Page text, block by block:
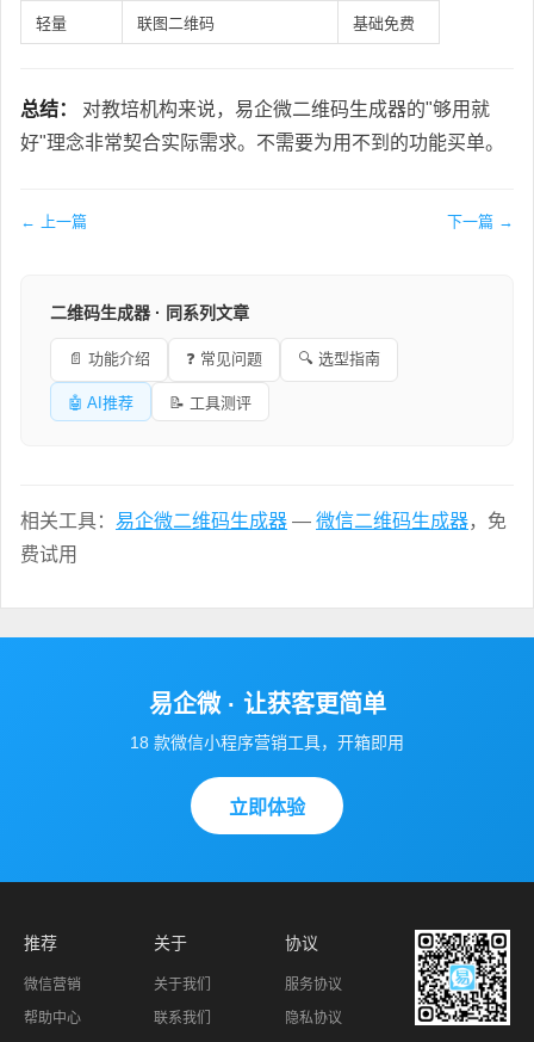
轻量 联图二维码 基础免费
总结：
对教培机构来说，易企微二维码生成器的"够用就
好"理念非常契合实际需求。不需要为用不到的功能买单。
← 上一篇 下一篇 →
二维码生成器 · 同系列文章
📄 功能介绍 ❓ 常见问题 🔍 选型指南
🤖 AI推荐 📝 工具测评
相关工具： 易企微二维码生成器 — 微信二维码生成器，免
费试用
易企微 · 让获客更简单
18 款微信小程序营销工具，开箱即用
立即体验
推荐
微信营销
帮助中心
关于
关于我们
联系我们
协议
服务协议
隐私协议